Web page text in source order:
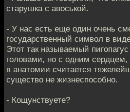
старушка с авоськой.
- У нас есть еще один очень
государственный символ в
Этот так называемый
головами, но с одним сердцем,
в анатомии считается
существо не жизнеспособно.
- Кощунствуете?